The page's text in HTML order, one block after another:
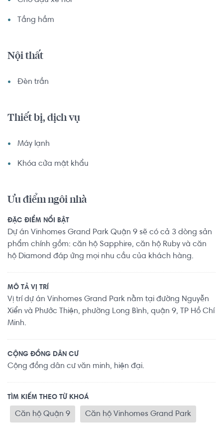
Tầng hầm
Nội thất
Đèn trần
Thiết bị, dịch vụ
Máy lạnh
Khóa cửa mật khẩu
Ưu điểm ngôi nhà
ĐẶC ĐIỂM NỔI BẬT
Dự án Vinhomes Grand Park Quận 9 sẽ có cả 3 dòng sản
phẩm chính gồm: căn hộ Sapphire, căn hộ Ruby và căn
hộ Diamond đáp ứng mọi nhu cầu của khách hàng.
MÔ TẢ VỊ TRÍ
Vị trí dự án Vinhomes Grand Park nằm tại đường Nguyễn
Xiển và Phước Thiện, phường Long Bình, quận 9, TP Hồ Chí
Minh.
CỘNG ĐỒNG DÂN CƯ
Cộng đồng dân cư văn minh, hiện đại.
TÌM KIẾM THEO TỪ KHOÁ
Căn hộ Quận 9 Căn hộ Vinhomes Grand Park